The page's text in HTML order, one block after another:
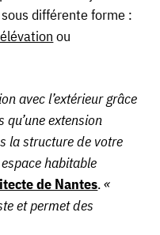
différente forme :
ou
avec l’extérieur grâce
extension
la structure de votre
habitable
de Nantes.«
et permet des